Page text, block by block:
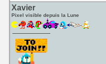
Xavier
Pixel visible depuis la Lune